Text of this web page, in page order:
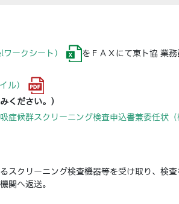
ークシート）
をＦＡＸにて東ト協 業務
ル）
ください。）
症候群スクリーニング検査申込書兼委任状
スクリーニング検査機器等を受け取り、検査
関へ返送。